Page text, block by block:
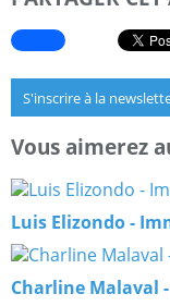
S'inscrire à la
Vous aimerez
Luis Elizondo -
Charline Malaval